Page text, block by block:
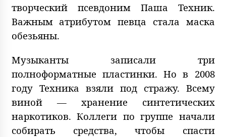
творческий псевдоним Паша Техник.
Важным атрибутом певца стала маска
обезьяны.
Музыканты записали три
полноформатные пластинки. Но в 2008
году Техника взяли под стражу. Всему
виной — хранение синтетических
наркотиков. Коллеги по группе начали
собирать средства, чтобы спасти